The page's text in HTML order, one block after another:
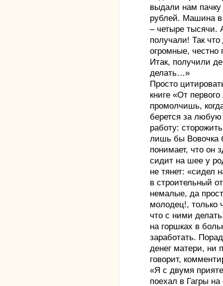
выдали нам пачку
рублей. Машина в
– четыре тысячи.
получали! Так
огромные, честно
Итак, получили
делать…»
Просто
книге «От
промолчишь,
берется за
работу:
лишь бы Вовочка
понимает, что он
сидит на шее у
не тянет: «сидел
в строительный
немалые, да
молодец!, только
что с ними
на горшках в
заработать.
денег матери, ни
говорит,
«Я с двумя
поехал в Гагры